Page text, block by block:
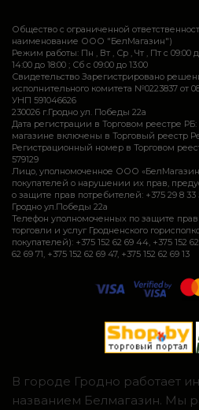
Общество с ограниченной
наименование ООО "БелМагазин")
Режим работы: Пн , Вт , Ср , Чт , Пт c 09:00
14:00 до 18:00 ; Сб c 09:00 до 13:00
Свидетельство Зарегистрировано
исполнительного комитета №0223837 от
УНП 591046626
230026 г.Гродно ул. Победы 22а
Дата регистрации в Торговом реестре
магазине включены в Торговый реестр
Регистрационный номер в Торговом
579129
Лицо, уполномоченное ООО
покупателей о нарушении их прав,
о защите прав потребителей: +375 29 8 33
Гродно ул.Победы 22а
Телефон уполномоченных по защите
торговли и услуг Гродненского
покупателей): +375 152 62 69 44, +375 152
62 69 71, +375 152 62 69 47, +375 152 62 69 13
В городе Гродно работает
названием Белмагазин. Мы